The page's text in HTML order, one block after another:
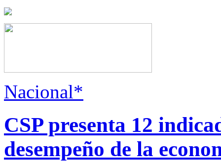
Nacional*
CSP presenta 12
desempeño de la